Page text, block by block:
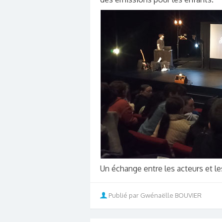
Un échange entre les acteurs et
Publié par Gwénaëlle BOUVIER